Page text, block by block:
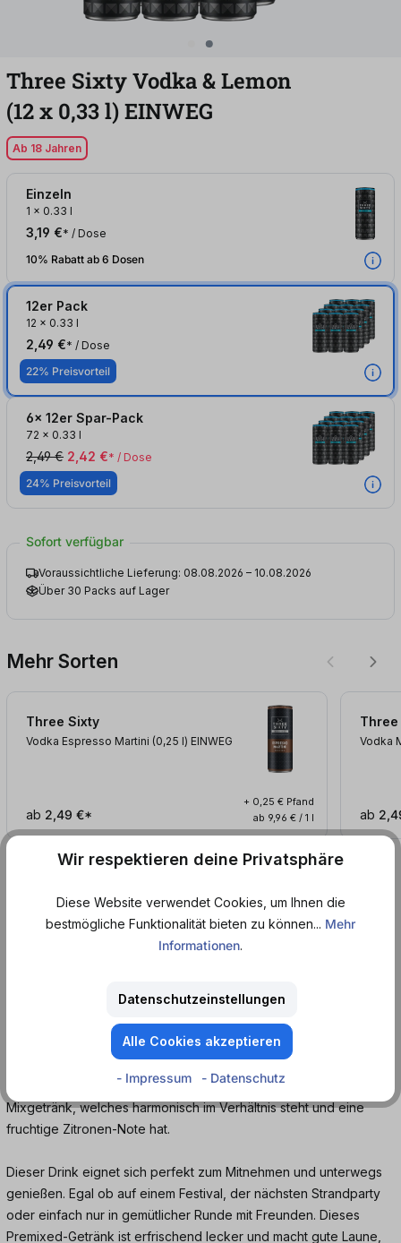
Three Sixty Vodka & Lemon
(12x 0,33l)EINWEG
Ab 18 Jahren
Einzeln
1 x 0.33 l
3,19 €* / Dose
10% Rabatt ab 6 Dosen
12er Pack
12 x 0.33 l
2,49 €* / Dose
22% Preisvorteil
6x 12er Spar-Pack
72 x 0.33 l
2,49 € 2,42 €* / Dose
24% Preisvorteil
Sofort verfügbar
Voraussichtliche Lieferung: 08.08.2026 – 10.08.2026
Über 30 Packs auf Lager
Mehr Sorten
Three Sixty
Vodka Espresso Martini (0,25 l) EINWEG
ab 2,49 €*
+ 0,25 € Pfand
ab 9,96 € / 1 l
Vodka
ab
Produktinformationen
Der wahrscheinlich leckereste Vodka-Lemon,
Lemon ist ein fertiges Mixgetränk bei vollem
Der Three Sixty Vodka ist ein deutscher Vodka mit
geschmackvoller Exklusivität und einem aufwändigen
Herstellungsverfahren. Dies schmeckt man auch in diesem
Mixgetränk, welches harmonisch im Verhältnis steht und eine
fruchtige Zitronen-Note hat.
Dieser Drink eignet sich perfekt zum Mitnehmen und unterwegs
genießen. Egal ob auf einem Festival, der nächsten Strandparty
oder einfach nur in gemütlicher Runde mit Freunden. Dieses
Premixed-Getränk ist erfrischend lecker und macht gute Laune,
Wir respektieren deine Privatsphäre
Diese Website verwendet Cookies, um Ihnen die
bestmögliche Funktionalität bieten zu können... Mehr
Informationen.
Datenschutzeinstellungen
Alle Cookies akzeptieren
- Impressum - Datenschutz